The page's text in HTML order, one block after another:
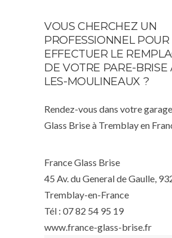
VOUS CHERCHEZ UN
PROFESSIONNEL POUR
EFFECTUER LE
DE VOTRE PARE-BRISE
LES-MOULINEAUX ?
Rendez-vous dans votre
Glass Brise à Tremblay en
France Glass Brise
45 Av. du General de Gaulle,
Tremblay-en-France
Tél : 07 82 54 95 19
www.france-glass-brise.fr